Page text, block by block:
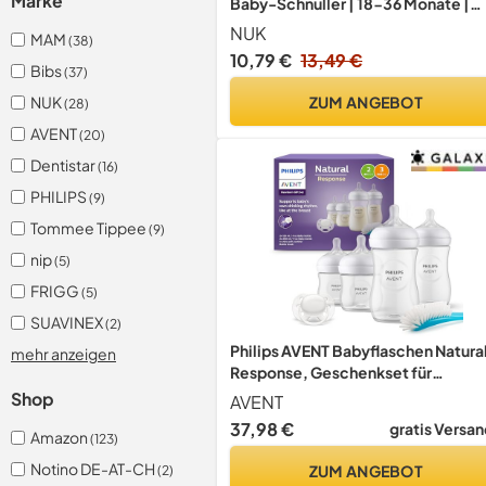
MAM (38)
Bibs(37)
NUK(28)
AVENT(20)
Dentistar(16)
PHILIPS (9)
Tommee Tippee (9)
nip(5)
FRIGG (5)
SUAVINEX(2)
mehr anzeigen
Shop
Amazon (123)
Notino DE-AT-CH (2)
Leuchtende Schnuller, die
Luftzirkulation fördern &
Speichelrash verhindern | 95 %
Stück
NUK
10,79 € 13,49 €
ZUM ANGEBOT
Philips AVENT Babyflaschen Natural
Response, Geschenkset für
Neugeborene – 4 Babyflaschen,
soft Schnuller und Flaschenbürste,
Babys von 0–12 Monaten und älter
AVENT
37,98 €
gratis
ZUM ANGEBOT